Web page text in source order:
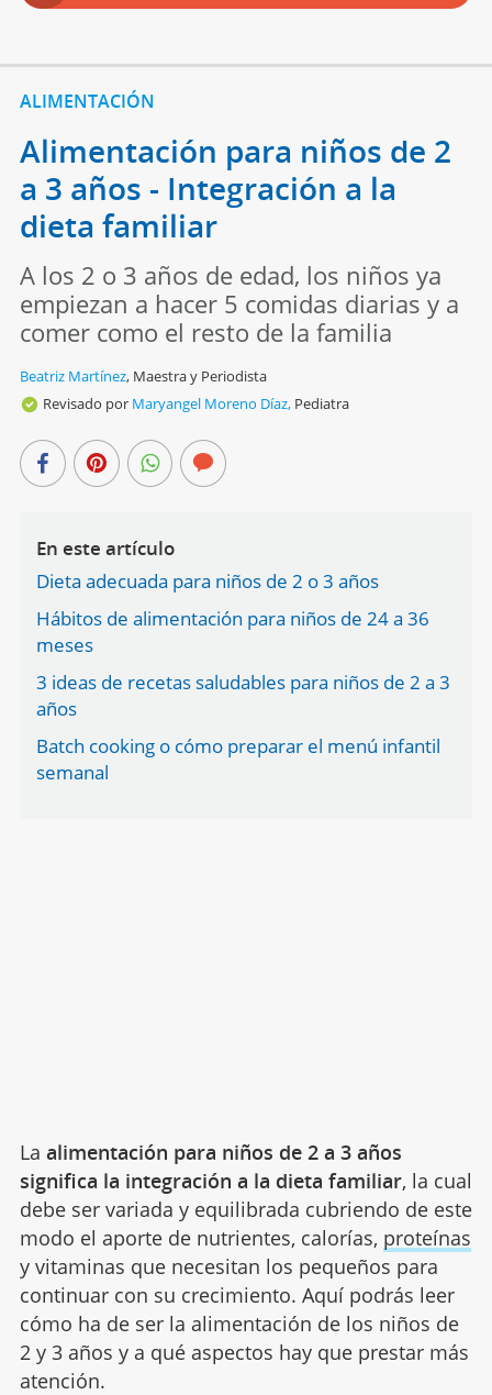
ALIMENTACIÓN
Alimentación para niños de 2
a 3 años - Integración a la
dieta familiar
A los 2 o 3 años de edad, los niños ya
empiezan a hacer 5 comidas diarias y a
comer como el resto de la familia
Beatriz Martínez, Maestra y Periodista
Revisado por Maryangel Moreno Díaz, Pediatra
En este artículo
Dieta adecuada para niños de 2 o 3 años
Hábitos de alimentación para niños de 24 a 36
meses
3 ideas de recetas saludables para niños de 2 a 3
años
Batch cooking o cómo preparar el menú infantil
semanal
La alimentación para niños de 2 a 3 años
significa la integración a la dieta familiar, la cual
debe ser variada y equilibrada cubriendo de este
modo el aporte de nutrientes, calorías, proteínas
y vitaminas que necesitan los pequeños para
continuar con su crecimiento. Aquí podrás leer
cómo ha de ser la alimentación de los niños de
2 y 3 años y a qué aspectos hay que prestar más
atención.